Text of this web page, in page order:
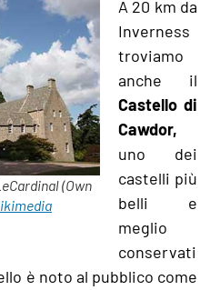
(Own
A 20 km da
Inverness
troviamo
anche il
Castello di
Cawdor,
uno dei
castelli più
belli e
meglio
conservati
è noto al pubblico come